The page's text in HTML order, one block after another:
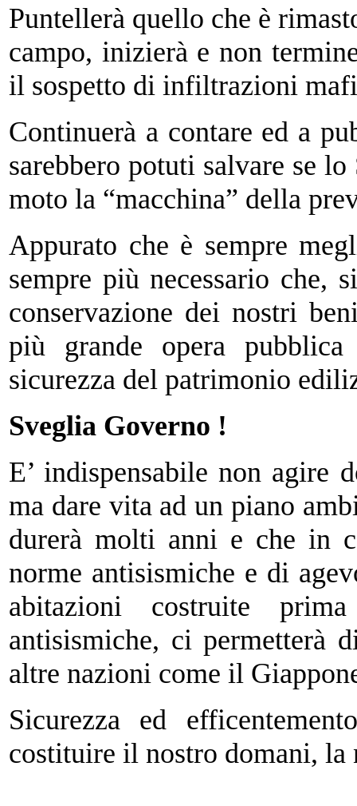
Puntellerà quello che è
campo, inizierà e non
il sospetto di infiltrazioni
Continuerà a contare ed a
sarebbero potuti salvare se
moto la “macchina” della
Appurato che è sempre
sempre più necessario che,
conservazione dei nostri
più grande opera pubblica
sicurezza del patrimonio
Sveglia Governo !
E’ indispensabile non agire
ma dare vita ad un piano
durerà molti anni e che in
norme antisismiche e di
abitazioni costruite
antisismiche, ci permetterà
altre nazioni come il
Sicurezza ed
costituire il nostro domani, la